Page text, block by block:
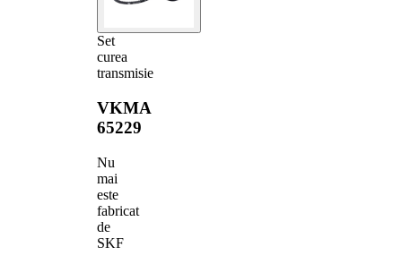
Set
curea
transmisie
VKMA
65229
Nu
mai
este
fabricat
de
SKF